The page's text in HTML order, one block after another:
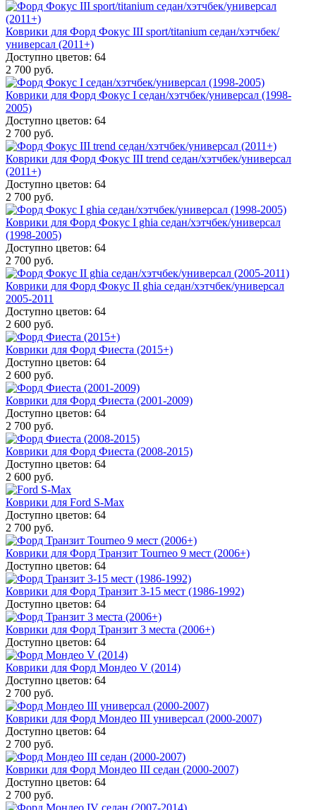
Коврики для Форд Фокус III sport/titanium седан/хэтчбек/
универсал (2011+)
Доступно цветов: 64
2 700 руб.
Коврики для Форд Фокус I седан/хэтчбек/универсал (1998-
2005)
Доступно цветов: 64
2 700 руб.
Коврики для Форд Фокус III trend седан/хэтчбек/универсал
(2011+)
Доступно цветов: 64
2 700 руб.
Коврики для Форд Фокус I ghia седан/хэтчбек/универсал
(1998-2005)
Доступно цветов: 64
2 700 руб.
Коврики для Форд Фокус II ghia седан/хэтчбек/универсал
2005-2011
Доступно цветов: 64
2 600 руб.
Коврики для Форд Фиеста (2015+)
Доступно цветов: 64
2 600 руб.
Коврики для Форд Фиеста (2001-2009)
Доступно цветов: 64
2 700 руб.
Коврики для Форд Фиеста (2008-2015)
Доступно цветов: 64
2 600 руб.
Коврики для Ford S-Max
Доступно цветов: 64
2 700 руб.
Коврики для Форд Транзит Tourneo 9 мест (2006+)
Доступно цветов: 64
Коврики для Форд Транзит 3-15 мест (1986-1992)
Доступно цветов: 64
Коврики для Форд Транзит 3 места (2006+)
Доступно цветов: 64
Коврики для Форд Мондео V (2014)
Доступно цветов: 64
2 700 руб.
Коврики для Форд Мондео III универсал (2000-2007)
Доступно цветов: 64
2 700 руб.
Коврики для Форд Мондео III седан (2000-2007)
Доступно цветов: 64
2 700 руб.